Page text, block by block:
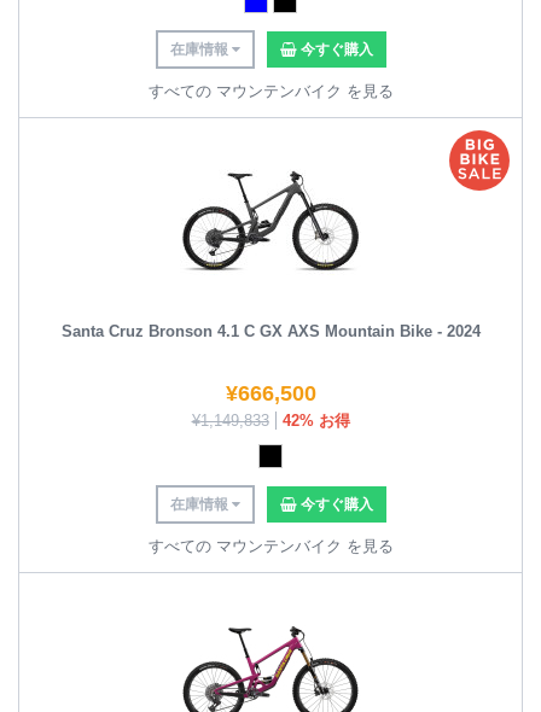
在庫情報 今すぐ購入
すべての マウンテンバイク を見る
Santa Cruz Bronson 4.1 C GX AXS Mountain Bike - 2024
¥666,500
¥1,149,833 42% お得
在庫情報 今すぐ購入
すべての マウンテンバイク を見る